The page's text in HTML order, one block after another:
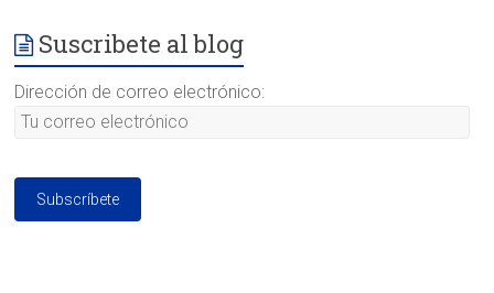
Suscribete al blog
Dirección de correo electrónico: